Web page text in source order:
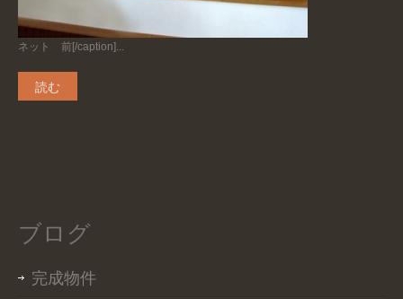
ネット 前[/caption]...
読む
ブログ
完成物件